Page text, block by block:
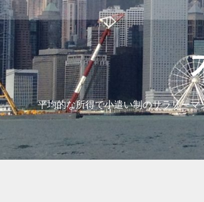
コ
ン
テ
ン
ツ
へ
ス
キ
ッ
プ
平均的な所得で小遣い制のサラリー